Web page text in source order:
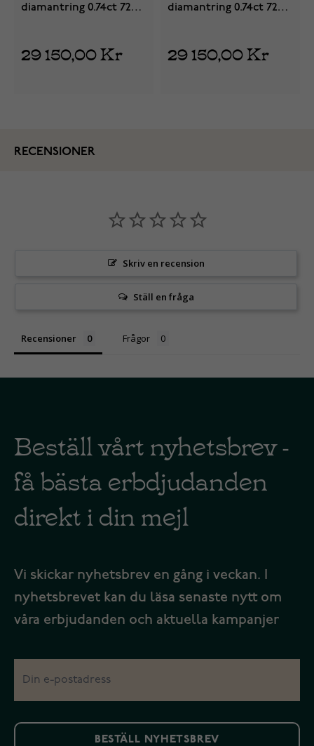
diamantring 0.74ct 723-
29 150,00 Kr
diamantring 0.74ct 723-
29 150,00 Kr
RECENSIONER
Skriv en recension
Ställ en fråga
Recensioner Frågor
Beställ vårt nyhetsbrev -
få bästa erbdjudanden
direkt i din mejl
Vi skickar nyhetsbrev en gång i veckan. I
nyhetsbrevet kan du läsa senaste nytt om
våra erbjudanden och aktuella kampanjer
BESTÄLL NYHETSBREV